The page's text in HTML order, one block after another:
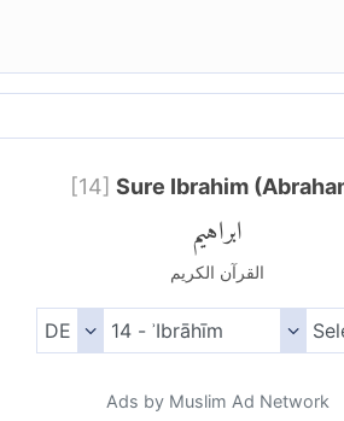
[14] Sure Ibrahim
ابراهيم
القرآن الكريم
Ads by Muslim Ad Network